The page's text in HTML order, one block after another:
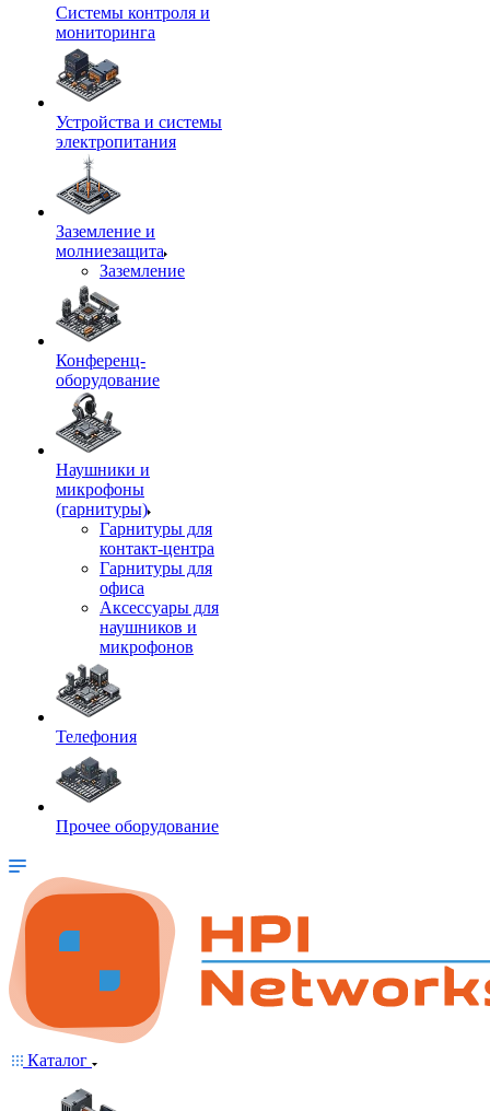
Системы контроля и
мониторинга
Устройства и системы
электропитания
Заземление и
молниезащита
Заземление
Конференц-
оборудование
Наушники и
микрофоны
(гарнитуры)
Гарнитуры для
контакт-центра
Гарнитуры для
офиса
Аксессуары для
наушников и
микрофонов
Телефония
Прочее оборудование
Каталог